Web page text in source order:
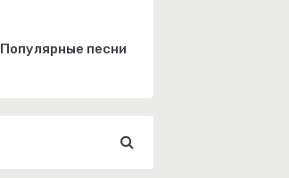
Популярные песни